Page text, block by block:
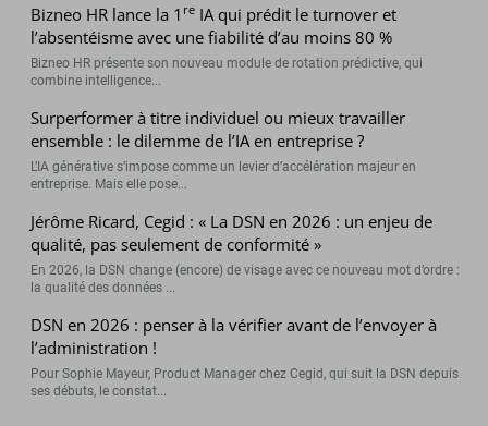
Bizneo HR lance la 1 re IA qui prédit le turnover et
l’absentéisme avec une fiabilité d’au moins 80 %
Bizneo HR présente son nouveau module de rotation prédictive, qui
combine intelligence...
Surperformer à titre individuel ou mieux travailler
ensemble : le dilemme de l’IA en entreprise ?
L’IA générative s’impose comme un levier d’accélération majeur en
entreprise. Mais elle pose...
Jérôme Ricard, Cegid : « La DSN en 2026 : un enjeu de
qualité, pas seulement de conformité »
En 2026, la DSN change (encore) de visage avec ce nouveau mot d’ordre :
la qualité des données ...
DSN en 2026 : penser à la vérifier avant de l’envoyer à
l’administration !
Pour Sophie Mayeur, Product Manager chez Cegid, qui suit la DSN depuis
ses débuts, le constat...